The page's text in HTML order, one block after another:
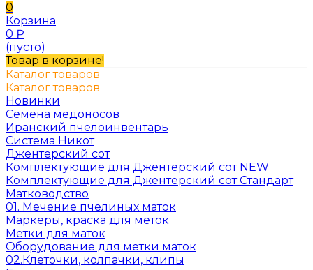
0
Корзина
0 ₽
(пусто)
Товар в корзине!
Каталог товаров
Каталог товаров
Новинки
Семена медоносов
Иранский пчелоинвентарь
Система Никот
Джентерский сот
Комплектующие для Джентерский сот NEW
Комплектующие для Джентерский сот Стандарт
Матководство
01. Мечение пчелиных маток
Маркеры, краска для меток
Метки для маток
Оборудование для метки маток
02.Клеточки, колпачки, клипы